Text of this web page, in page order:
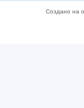
Создано на